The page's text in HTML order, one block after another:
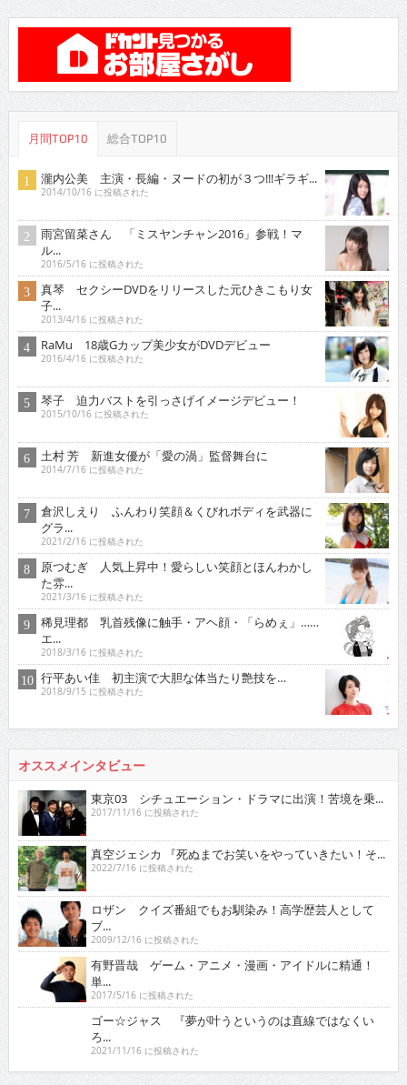
月間TOP10 総合TOP10
瀧内公美 主演・長編・ヌードの初が３つ!!!ギラギ...
2014/10/16 に投稿された
雨宮留菜さん 「ミスヤンチャン2016」参戦！マ
ル...
2016/5/16 に投稿された
真琴 セクシーDVDをリリースした元ひきこもり女
子...
2013/4/16 に投稿された
RaMu 18歳Gカップ美少女がDVDデビュー
2016/4/16 に投稿された
琴子 迫力バストを引っさげイメージデビュー！
2015/10/16 に投稿された
土村 芳 新進女優が「愛の渦」監督舞台に
2014/7/16 に投稿された
倉沢しえり ふんわり笑顔＆くびれボディを武器に
グラ...
2021/2/16 に投稿された
原つむぎ 人気上昇中！愛らしい笑顔とほんわかし
た雰...
2021/3/16 に投稿された
稀見理都 乳首残像に触手・アヘ顔・「らめぇ」……
エ...
2018/3/16 に投稿された
行平あい佳 初主演で大胆な体当たり艶技を…
2018/9/15 に投稿された
オススメインタビュー
東京03 シチュエーション・ドラマに出演！苦境を乗...
2017/11/16 に投稿された
真空ジェシカ 『死ぬまでお笑いをやっていきたい！そ...
2022/7/16 に投稿された
ロザン クイズ番組でもお馴染み！高学歴芸人として
ブ...
2009/12/16 に投稿された
有野晋哉 ゲーム・アニメ・漫画・アイドルに精通！
単...
2017/5/16 に投稿された
ゴー☆ジャス 『夢が叶うというのは直線ではなくい
ろ...
2021/11/16 に投稿された